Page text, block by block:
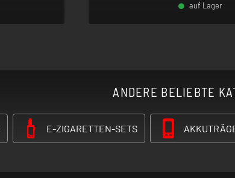
auf Lager
ANDERE BELIEBTE
E-ZIGARETTEN-SETS